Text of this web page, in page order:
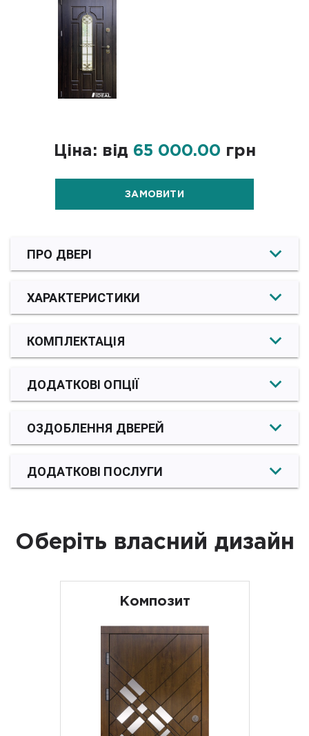
Ціна: від 65 000.00 грн
ЗАМОВИТИ
ПРО ДВЕРІ
ХАРАКТЕРИСТИКИ
КОМПЛЕКТАЦІЯ
ДОДАТКОВІ ОПЦІЇ
ОЗДОБЛЕННЯ ДВЕРЕЙ
ДОДАТКОВІ ПОСЛУГИ
Оберіть власний дизайн
Композит